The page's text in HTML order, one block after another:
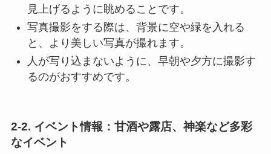
見上げるように眺めることです。
写真撮影をする際は、背景に空や緑を入れる
と、より美しい写真が撮れます。
人が写り込まないように、早朝や夕方に撮影す
るのがおすすめです。
2-2. イベント情報：甘酒や露店、神楽など多彩
なイベント